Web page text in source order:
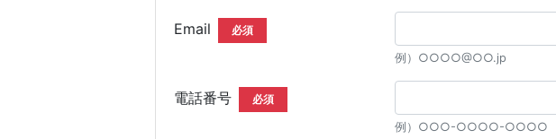
Email 必須
例）○○○○@○○.jp
電話番号 必須
例）○○○-○○○○-○○○○